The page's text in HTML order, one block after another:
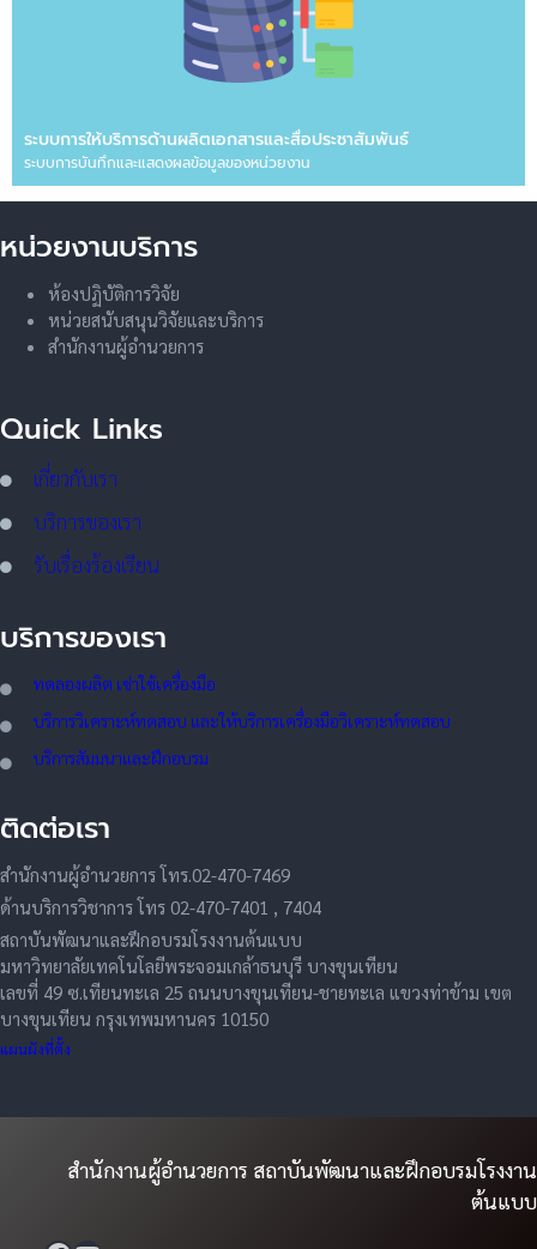
ระบบการให้บริการด้านผลิตเอกสารและสื่อประชาสัมพันธ์
ระบบการบันทึกและแสดงผลข้อมูลของหน่วยงาน
หน่วยงานบริการ
ห้องปฏิบัติการวิจัย
หน่วยสนับสนุนวิจัยและบริการ
สำนักงานผู้อำนวยการ
Quick Links
เกี่ยวกับเรา
บริการของเรา
รับเรื่องร้องเรียน
บริการของเรา
ทดลองผลิต เช่าใช้เครื่องมือ
บริการวิเคราะห์ทดสอบ และให้บริการเครื่องมือวิเคราะห์ทดสอบ
บริการสัมมนาและฝึกอบรม
ติดต่อเรา
สำนักงานผู้อำนวยการ โทร.02-470-7469
ด้านบริการวิชาการ โทร 02-470-7401 , 7404
สถาบันพัฒนาและฝึกอบรมโรงงานต้นแบบ
มหาวิทยาลัยเทคโนโลยีพระจอมเกล้าธนบุรี บางขุนเทียน
เลขที่ 49 ซ.เทียนทะเล 25 ถนนบางขุนเทียน-ชายทะเล แขวงท่าข้าม เขต
บางขุนเทียน กรุงเทพมหานคร 10150
แผนผังที่ตั้ง
สำนักงานผู้อำนวยการ สถาบันพัฒนาและฝึกอบรมโรงงาน
ต้นแบบ